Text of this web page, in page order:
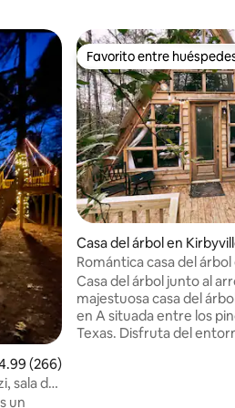
promedio: 4.99 de 5, 266
(266)
sala de
un
Favorito entre
Favorito entre
Casa del árbol en
Romántica casa del
Casa del árbol junto al arroyo
majestuosa casa del
en A situada entre los
Texas. Disfruta del entorno perfecto